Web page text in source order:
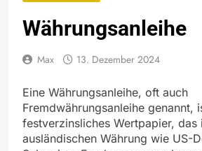
Währungsanleihe
Max 13. Dezember 2024
Eine Währungsanleihe, oft auch
Fremdwährungsanleihe genannt,
festverzinsliches Wertpapier, das
ausländischen Währung wie US-